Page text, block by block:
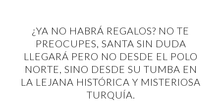
¿YA NO HABRÁ REGALOS? NO TE
PREOCUPES, SANTA SIN DUDA
LLEGARÁ PERO NO DESDE EL POLO
NORTE, SINO DESDE SU TUMBA EN
LA LEJANA HISTÓRICA Y MISTERIOSA
TURQUÍA.